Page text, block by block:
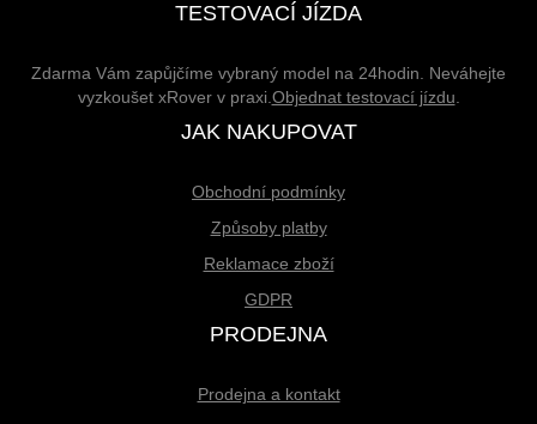
TESTOVACÍ JÍZDA
Zdarma Vám zapůjčíme vybraný model na 24hodin. Neváhejte
vyzkoušet xRover v praxi. Objednat testovací jízdu
JAK NAKUPOVAT
Obchodní podmínky
Způsoby platby
Reklamace zboží
GDPR
PRODEJNA
Prodejna a kontakt